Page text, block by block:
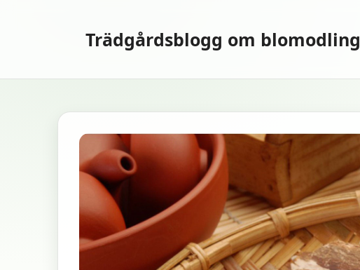
Trädgårdsblogg om blomodling